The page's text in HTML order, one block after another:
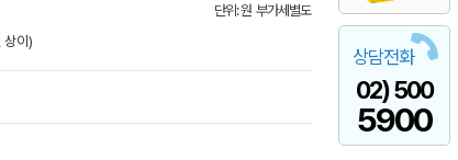
상담전화
02) 500
5900
단위: 원 부가세별도
상이)